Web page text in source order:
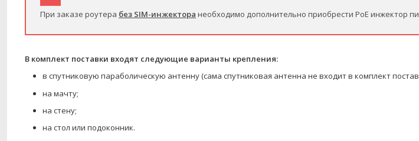
При заказе роутера без SIM-инжектора необходимо дополнительно приобрести PoE инжектор
В комплект поставки входят следующие варианты крепления:
в спутниковую параболическую антенну (сама спутниковая антенна не входит в комплект
на мачту;
на стену;
на стол или подоконник.